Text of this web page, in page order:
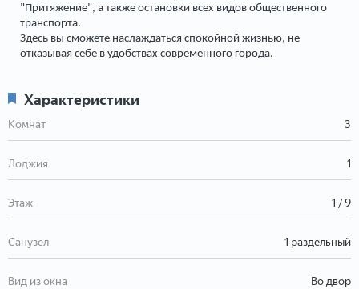
"Притяжение", а также остановки всех видов общественного
транспорта.
Здесь вы сможете наслаждаться спокойной жизнью, не
отказывая себе в удобствах современного города.
Характеристики
Комнат 3
Лоджия 1
Этаж 1 / 9
Санузел 1 раздельный
Вид из окна Во двор